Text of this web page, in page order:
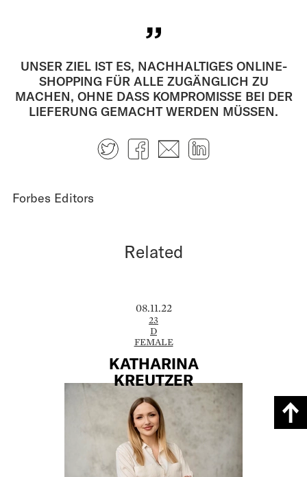
UNSER ZIEL IST ES, NACHHALTIGES ONLINE-
SHOPPING FÜR ALLE ZUGÄNGLICH ZU
MACHEN, OHNE DASS KOMPROMISSE BEI DER
LIEFERUNG GEMACHT WERDEN MÜSSEN.
TwitterFacebook
E-mail
Forbes Editors
Related
08.11.22
23
D
FEMALE
KATHARINA
KREUTZER